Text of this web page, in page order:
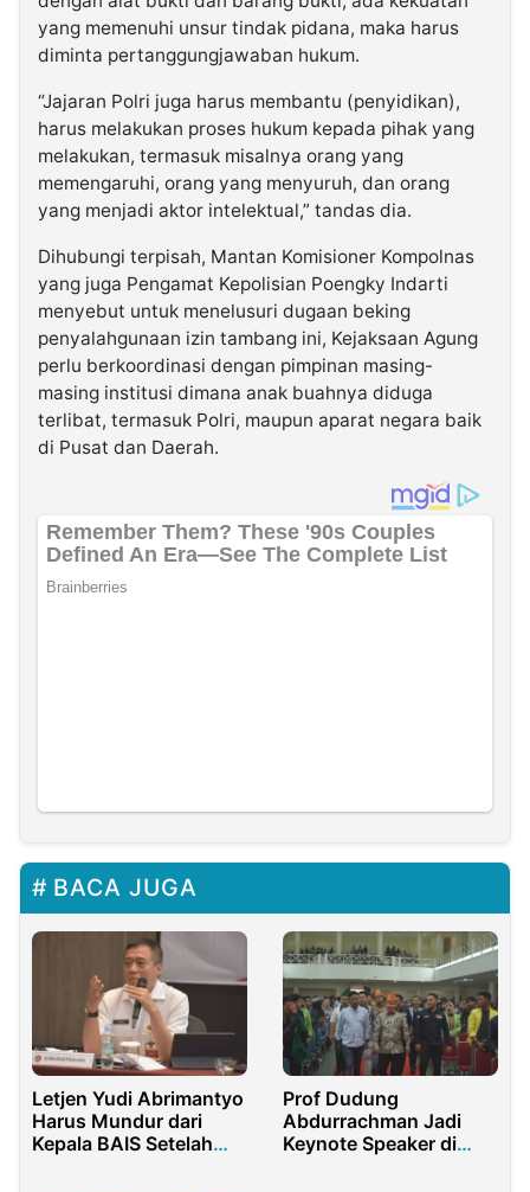
yang memenuhi unsur tindak pidana, maka harus
diminta pertanggungjawaban hukum.
“Jajaran Polri juga harus membantu (penyidikan),
harus melakukan proses hukum kepada pihak yang
melakukan, termasuk misalnya orang yang
memengaruhi, orang yang menyuruh, dan orang
yang menjadi aktor intelektual,” tandas dia.
Dihubungi terpisah, Mantan Komisioner Kompolnas
yang juga Pengamat Kepolisian Poengky Indarti
menyebut untuk menelusuri dugaan beking
penyalahgunaan izin tambang ini, Kejaksaan Agung
perlu berkoordinasi dengan pimpinan masing-
masing institusi dimana anak buahnya diduga
terlibat, termasuk Polri, maupun aparat negara baik
di Pusat dan Daerah.
BACA JUGA
Letjen Yudi Abrimantyo
Harus Mundur dari
Kepala BAIS Setelah
Prof Dudung
Abdurrachman Jadi
Keynote Speaker di